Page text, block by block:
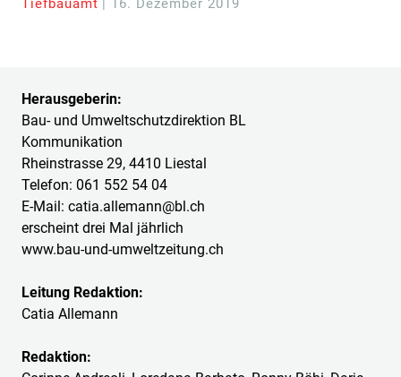
Tiefbauamt | 16. Dezember 2019
Herausgeberin:
Bau- und Umweltschutzdirektion BL
Kommunikation
Rheinstrasse 29, 4410 Liestal
Telefon: 061 552 54 04
E-Mail: catia.allemann@bl.ch
erscheint drei Mal jährlich
www.bau-und-umweltzeitung.ch
Leitung Redaktion:
Catia Allemann
Redaktion: